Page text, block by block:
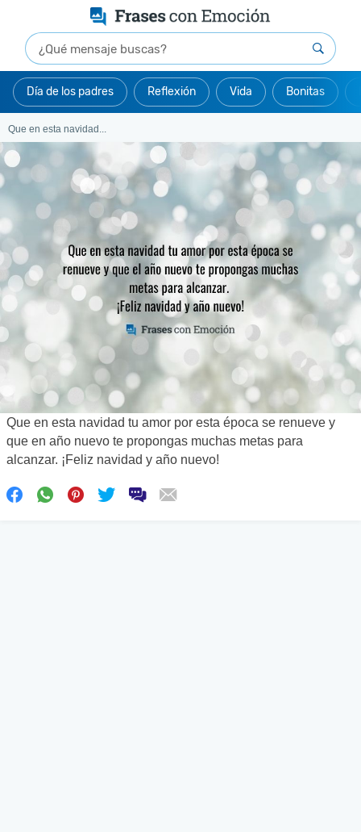
Día de los padres Reflexión Vida Bonitas
Que en esta navidad...
Que en esta navidad tu amor por esta época se renueve y
que en año nuevo te propongas muchas metas para
alcanzar. ¡Feliz navidad y año nuevo!